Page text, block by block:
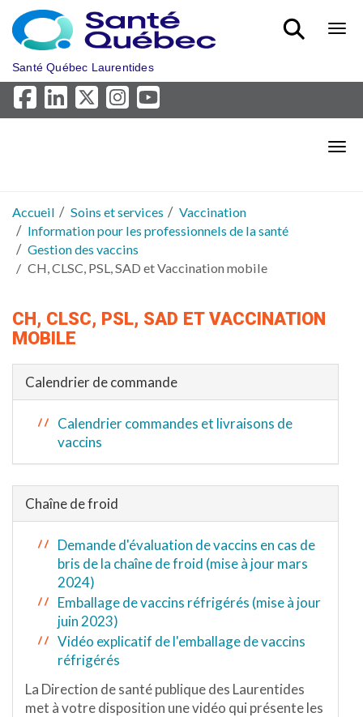
Aller au menu principal
Santé Québec Laurentides
Accueil Soins et services
Vaccination
Information pour les professionnels de la santé
Gestion des vaccins
CH, CLSC, PSL, SAD et Vaccination mobile
CH, CLSC, PSL, SAD ET VACCINATION
MOBILE
Calendrier de commande
Calendrier commandes et livraisons de
vaccins
Chaîne de froid
Demande d'évaluation de vaccins en cas de
bris de la chaîne de froid (mise à jour mars
2024)
Emballage de vaccins réfrigérés (mise à jour
juin 2023)
Vidéo explicatif de l'emballage de vaccins
réfrigérés
La Direction de santé publique des Laurentides
met à votre disposition une vidéo qui présente les